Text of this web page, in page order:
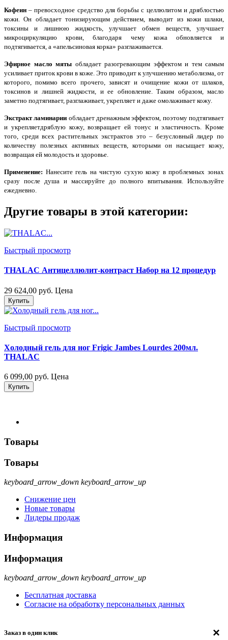
Кофеин – превосходное средство для борьбы с целлюлитом и дряблостью
кожи. Он обладает тонизирующим действием, выводит из кожи шлаки,
токсины и лишнюю жидкость, улучшает обмен веществ, улучшает
микроциркуляцию крови, благодаря чему кожа обновляется и
подтягивается, а «апельсиновая корка» разглаживается.
Эфирное масло мяты обладает разогревающим эффектом и тем самым
усиливает приток крови в коже. Это приводит к улучшению метаболизма, от
которого, помимо всего прочего, зависят и очищение кожи от шлаков,
токсинов и лишней жидкости, и ее обновление. Таким образом, масло
заметно подтягивает, разглаживает, укрепляет и даже омолаживает кожу.
Экстракт ламинарии обладает дренажным эффектом, поэтому подтягивает
и укрепляетдряблую кожу, возвращает ей тонус и эластичность. Кроме
того, среди всех растительных экстрактов это – безусловный лидер по
количеству полезных активных веществ, которыми он насыщает кожу,
возвращая ей молодость и здоровье.
Применение: Нанесите гель на чистую сухую кожу в проблемных зонах
сразу после душа и массируйте до полного впитывания. Используйте
ежедневно.
Другие товары в этой категории:
Быстрый просмотр
THALAC Антицеллюлит-контраст Набор на 12 процедур
29 624,00 руб. Цена
Купить
Быстрый просмотр
Холодный гель для ног Frigic Jambes Lourdes 200мл.
THALAC
6 099,00 руб. Цена
Купить
Товары
Товары
keyboard_arrow_down keyboard_arrow_up
Снижение цен
Новые товары
Лидеры продаж
Информация
Информация
keyboard_arrow_down keyboard_arrow_up
Бесплатная доставка
Согласие на обработку персональных данных
Заказ в один клик ×